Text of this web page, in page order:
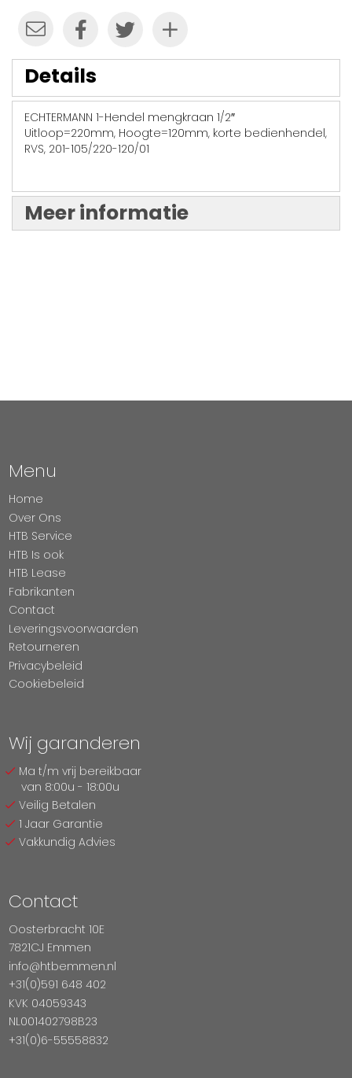
Details
ECHTERMANN 1-Hendel mengkraan 1/2″
Uitloop=220mm, Hoogte=120mm, korte bedienhendel,
RVS, 201-105/220-120/01
Meer informatie
Menu
Home
Over Ons
HTB Service
HTB Is ook
HTB Lease
Fabrikanten
Contact
Leveringsvoorwaarden
Retourneren
Privacybeleid
Cookiebeleid
Wij garanderen
Ma t/m vrij bereikbaar
van 8:00u - 18:00u
Veilig Betalen
1 Jaar Garantie
Vakkundig Advies
Contact
Oosterbracht 10E
7821CJ Emmen
info@htbemmen.nl
+31(0)591 648 402
KVK 04059343
NL001402798B23
+31(0)6-55558832